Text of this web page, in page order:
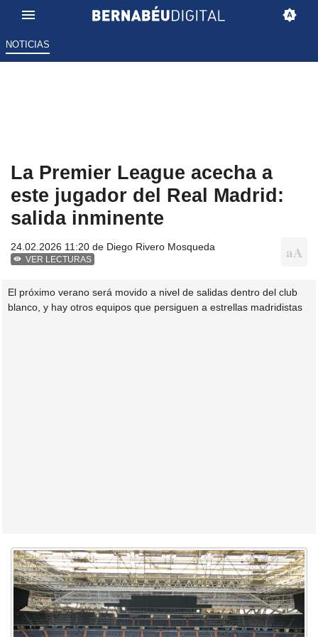
NOTICIAS
La Premier League acecha a
este jugador del Real Madrid:
salida inminente
24.02.2026 11:20 de Diego Rivero Mosqueda
VER LECTURAS
El próximo verano será movido a nivel de salidas dentro del club
blanco, y hay otros equipos que persiguen a estrellas madridistas